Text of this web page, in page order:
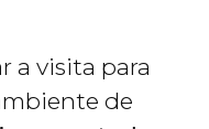
a visita para
de